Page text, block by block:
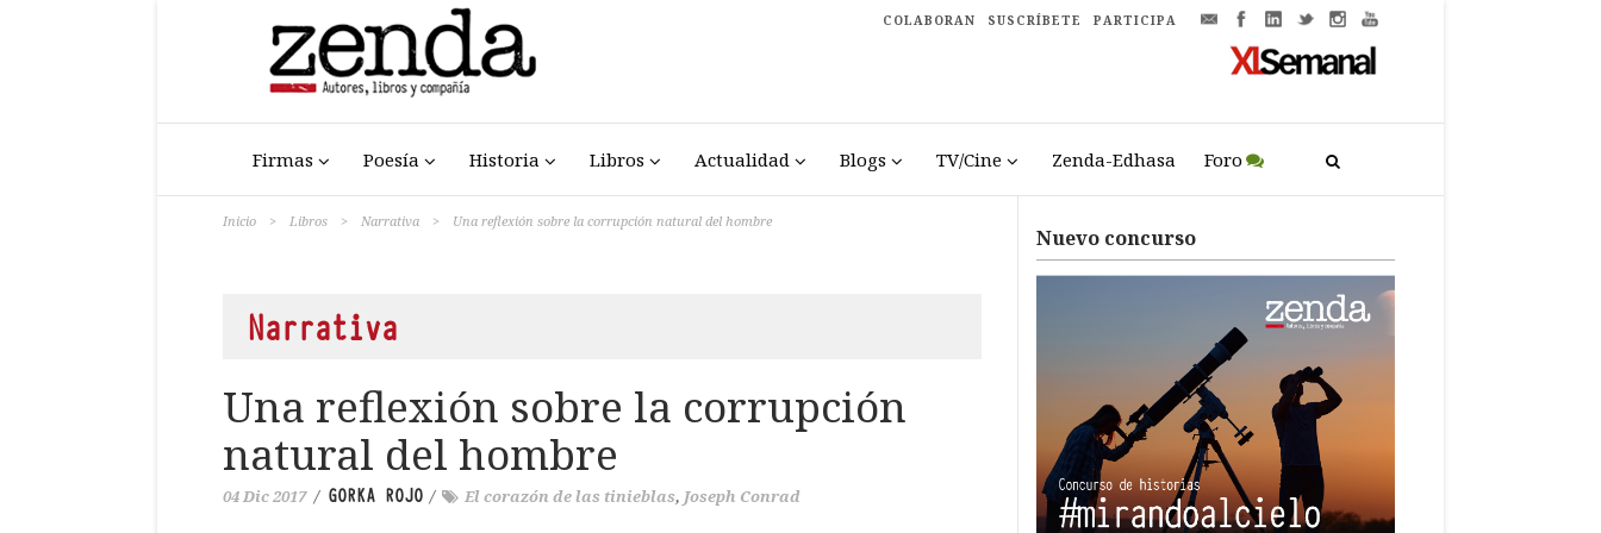
COLABORAN SUSCRÍBETE PARTICIPA
Firmas Poesía Historia Libros Actualidad Blogs TV/Cine Zenda-Edhasa Foro
Inicio > Libros > Narrativa > Una reflexión sobre la corrupción natural del hombre
Narrativa
Una reflexión sobre la corrupción
natural del hombre
04 Dic 2017 / GORKA ROJO / El corazón de las tinieblas, Joseph Conrad
Nuevo concurso